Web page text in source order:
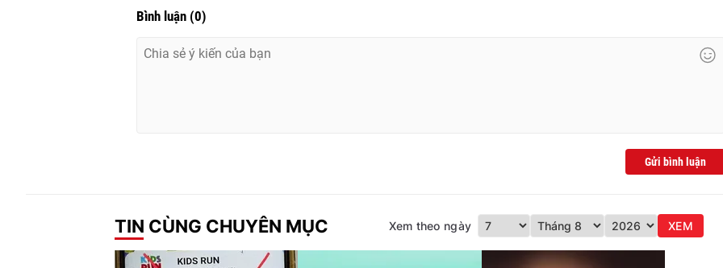
Bình luận (0)
Gửi bình luận
TIN CÙNG CHUYÊN MỤC Xem theo ngày XEM